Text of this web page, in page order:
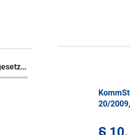
KommStG 1993 - Kommunalsteuergesetz 1993
20/
§